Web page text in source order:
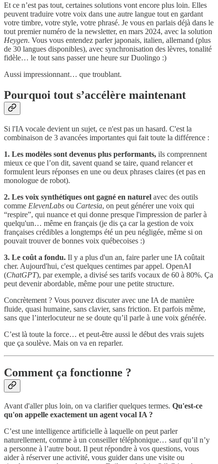
Et ce n’est pas tout, certaines solutions vont encore plus loin. Elles
peuvent traduire votre voix dans une autre langue tout en gardant
votre timbre, votre style, votre phrasé. Je vous en parlais déjà dans le
tout premier numéro de la newsletter, en mars 2024, avec la solution
Heygen. Vous vous entendez parler japonais, italien, allemand (plus
de 30 langues disponibles), avec synchronisation des lèvres, tonalité
fidèle… le tout sans passer une heure sur Duolingo :)
Aussi impressionnant… que troublant.
Pourquoi tout s’accélère maintenant
Si l'IA vocale devient un sujet, ce n'est pas un hasard. C'est la
combinaison de 3 avancées importantes qui fait toute la différence :
1. Les modèles sont devenus plus performants, ils comprennent
mieux ce que l’on dit, savent quand se taire, quand relancer et
formulent leurs réponses en une ou deux phrases claires (et pas en
monologue de robot).
2. Les voix synthétiques ont gagné en naturel avec des outils
comme ElevenLabs ou Cartesia, on peut générer une voix qui
“respire”, qui nuance et qui donne presque l'impression de parler à
quelqu'un… même en français (je dis ça car la gestion de voix
françaises crédibles a longtemps été un peu négligée, même si on
pouvait trouver de bonnes voix québecoises :)
3. Le coût a fondu. Il y a plus d'un an, faire parler une IA coûtait
cher. Aujourd'hui, c'est quelques centimes par appel. OpenAI
(ChatGPT), par exemple, a divisé ses tarifs vocaux de 60 à 80%. Ça
peut devenir abordable, même pour une petite structure.
Concrètement ? Vous pouvez discuter avec une IA de manière
fluide, quasi humaine, sans clavier, sans friction. Et parfois même,
sans que l’interlocuteur ne se doute qu’il parle à une voix générée.
C’est là toute la force… et peut-être aussi le début des vrais sujets
que ça soulève. Mais on va en reparler.
Comment ça fonctionne ?
Avant d'aller plus loin, on va clarifier quelques termes. Qu'est-ce
qu'on appelle exactement un agent vocal IA ?
C’est une intelligence artificielle à laquelle on peut parler
naturellement, comme à un conseiller téléphonique… sauf qu’il n’y
a personne à l’autre bout. Il peut répondre à vos questions, vous
aider à réserver une activité, vous guider dans une visite ou